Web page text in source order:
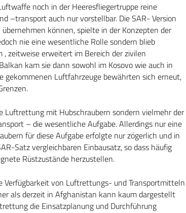
noch in der Heeresfliegertruppe reine
–transport auch nur vorstellbar. Die SAR- Version
können, spielte in der Konzepten der
nie eine wesentliche Rolle sondern blieb
zeitweise erweitert im Bereich der zivilen
kam sie dann sowohl im Kosovo wie auch in
gekommenen Luftfahrzeuge bewährten sich erneut,
Luftrettung mit Hubschraubern sondern vielmehr der
– die wesentliche Aufgabe. Allerdings nur eine
für diese Aufgabe erfolgte nur zögerlich und in
Satz vergleichbaren Einbausatz, so dass häufig
Rüstzustände herzustellen.
Verfügbarkeit von Luftrettungs- und Transportmitteln
als derzeit in Afghanistan kann kaum dargestellt
die Einsatzplanung und Durchführung